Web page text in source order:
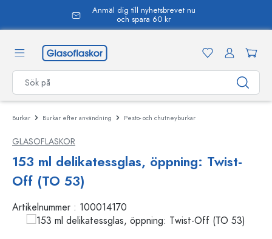
Anmäl dig till nyhetsbrevet nu
och spara 60 kr
Burkar Burkar efter användning Pesto- och chutneyburkar
GLASOFLASKOR
153 ml delikatessglas, öppning: Twist-
Off (TO 53)
Artikelnummer : 100014170